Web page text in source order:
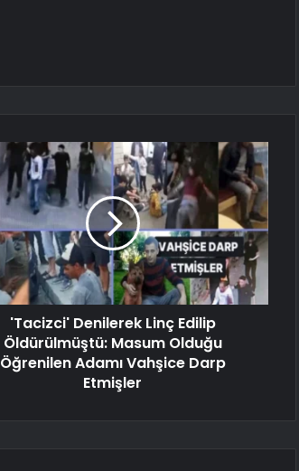
'Tacizci' Denilerek Linç Edilip
Öldürülmüştü: Masum Olduğu
Öğrenilen Adamı Vahşice Darp
Etmişler